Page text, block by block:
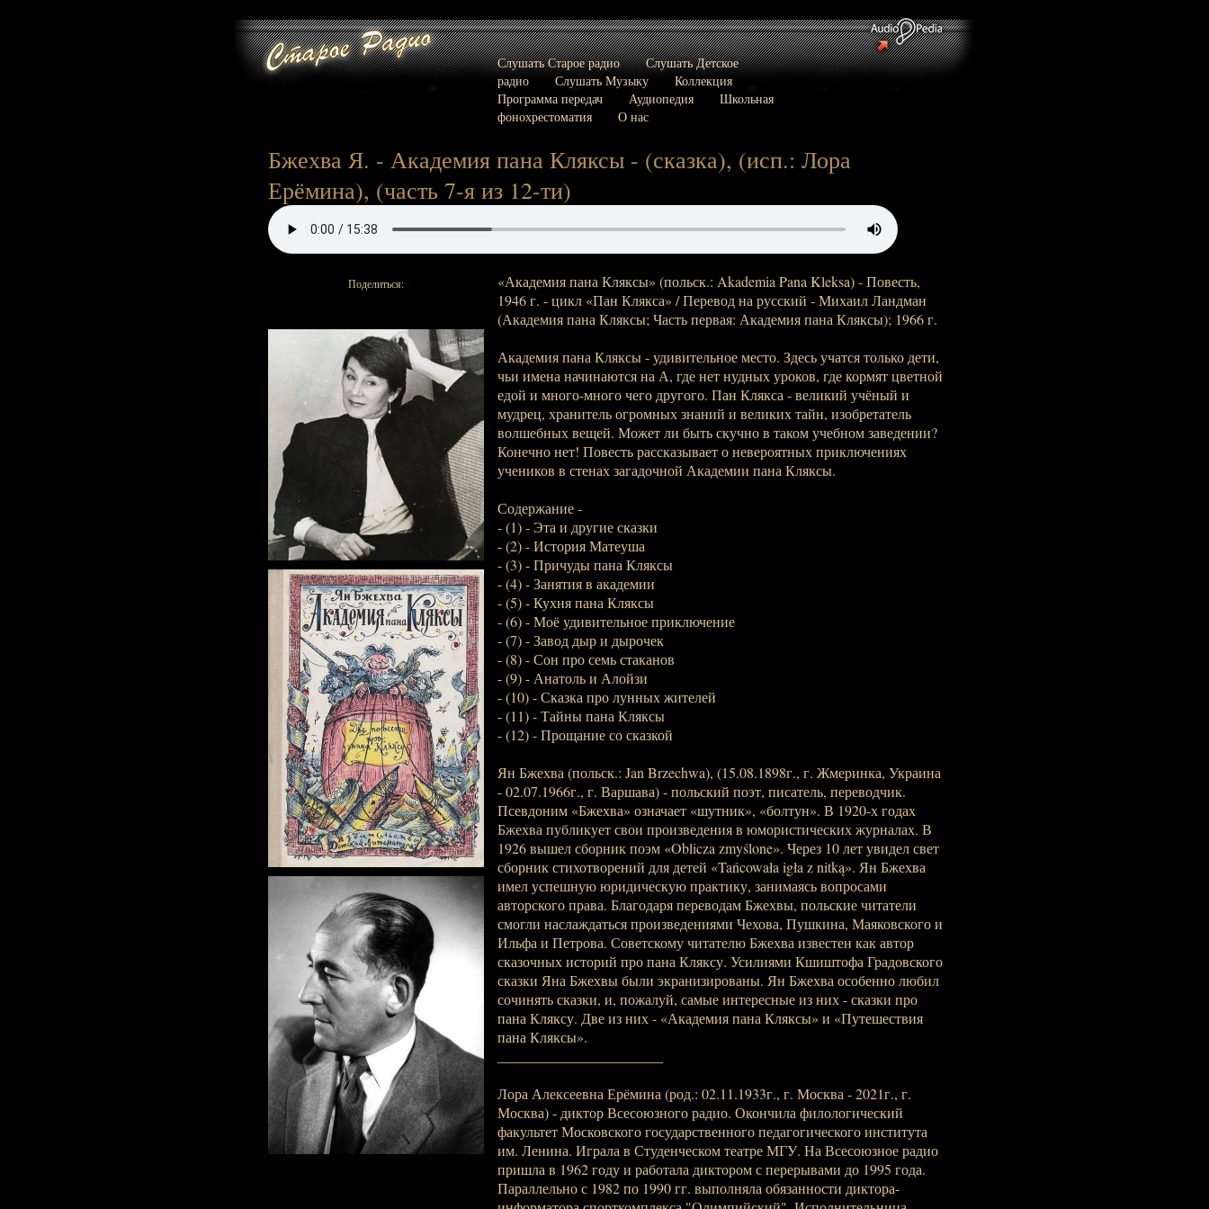
Слушать Старое радио
Слушать Детское
радио
Слушать Музыку
Коллекция
Программа передач
Аудиопедия
Школьная
фонохрестоматия
О нас
Бжехва Я. - Академия пана Кляксы - (сказка), (исп.: Лора
Ерёмина), (часть 7-я из 12-ти)
Поделиться:
«Академия пана Кляксы» (польск.: Akademia Pana Kleksa) - Повесть,
1946 г. - цикл «Пан Клякса» / Перевод на русский - Михаил Ландман
(Академия пана Кляксы; Часть первая: Академия пана Кляксы); 1966 г.
Академия пана Кляксы - удивительное место. Здесь учатся только дети,
чьи имена начинаются на А, где нет нудных уроков, где кормят цветной
едой и много-много чего другого. Пан Клякса - великий учёный и
мудрец, хранитель огромных знаний и великих тайн, изобретатель
волшебных вещей. Может ли быть скучно в таком учебном заведении?
Конечно нет! Повесть рассказывает о невероятных приключениях
учеников в стенах загадочной Академии пана Кляксы.
Содержание -
- (1) - Эта и другие сказки
- (2) - История Матеуша
- (3) - Причуды пана Кляксы
- (4) - Занятия в академии
- (5) - Кухня пана Кляксы
- (6) - Моё удивительное приключение
- (7) - Завод дыр и дырочек
- (8) - Сон про семь стаканов
- (9) - Анатоль и Алойзи
- (10) - Сказка про лунных жителей
- (11) - Тайны пана Кляксы
- (12) - Прощание со сказкой
Ян Бжехва (польск.: Jan Brzechwa), (15.08.1898г., г. Жмеринка, Украина
- 02.07.1966г., г. Варшава) - польский поэт, писатель, переводчик.
Псевдоним «Бжехва» означает «шутник», «болтун». В 1920-х годах
Бжехва публикует свои произведения в юмористических журналах. В
1926 вышел сборник поэм «Oblicza zmyślone». Через 10 лет увидел свет
сборник стихотворений для детей «Tańcowała igła z nitką». Ян Бжехва
имел успешную юридическую практику, занимаясь вопросами
авторского права. Благодаря переводам Бжехвы, польские читатели
смогли наслаждаться произведениями Чехова, Пушкина, Маяковского и
Ильфа и Петрова. Советскому читателю Бжехва известен как автор
сказочных историй про пана Кляксу. Усилиями Кшиштофа Градовского
сказки Яна Бжехвы были экранизированы. Ян Бжехва особенно любил
сочинять сказки, и, пожалуй, самые интересные из них - сказки про
пана Кляксу. Две из них - «Академия пана Кляксы» и «Путешествия
пана Кляксы».
Лора Алексеевна Ерёмина (род.: 02.11.1933г., г. Москва - 2021г., г.
Москва) - диктор Всесоюзного радио. Окончила филологический
факультет Московского государственного педагогического института
им. Ленина. Играла в Студенческом театре МГУ. На Всесоюзное радио
пришла в 1962 году и работала диктором с перерывами до 1995 года.
Параллельно с 1982 по 1990 гг. выполняла обязанности диктора-